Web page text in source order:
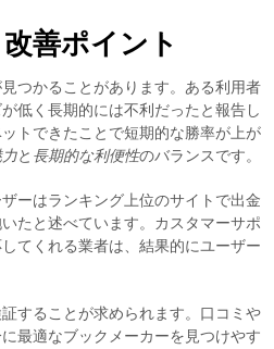
善ポイント
つかることがあります。ある利用者
低く長期的には不利だったと報告し
トできたことで短期的な勝率が上が
と 長期的な利便性のバランスです。
ーはランキング上位のサイトで出金
たと述べています。カスタマーサポ
てくれる業者は、結果的にユーザー
することが求められます。口コミや
最適なブックメーカーを見つけやす